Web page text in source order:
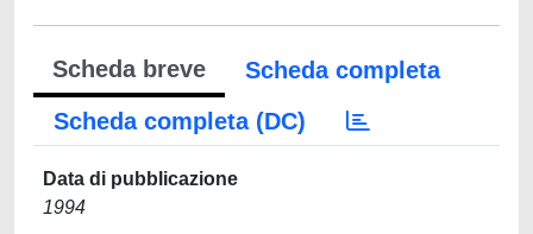
Scheda breve
Scheda completa
Scheda completa (DC)
Data di pubblicazione
1994